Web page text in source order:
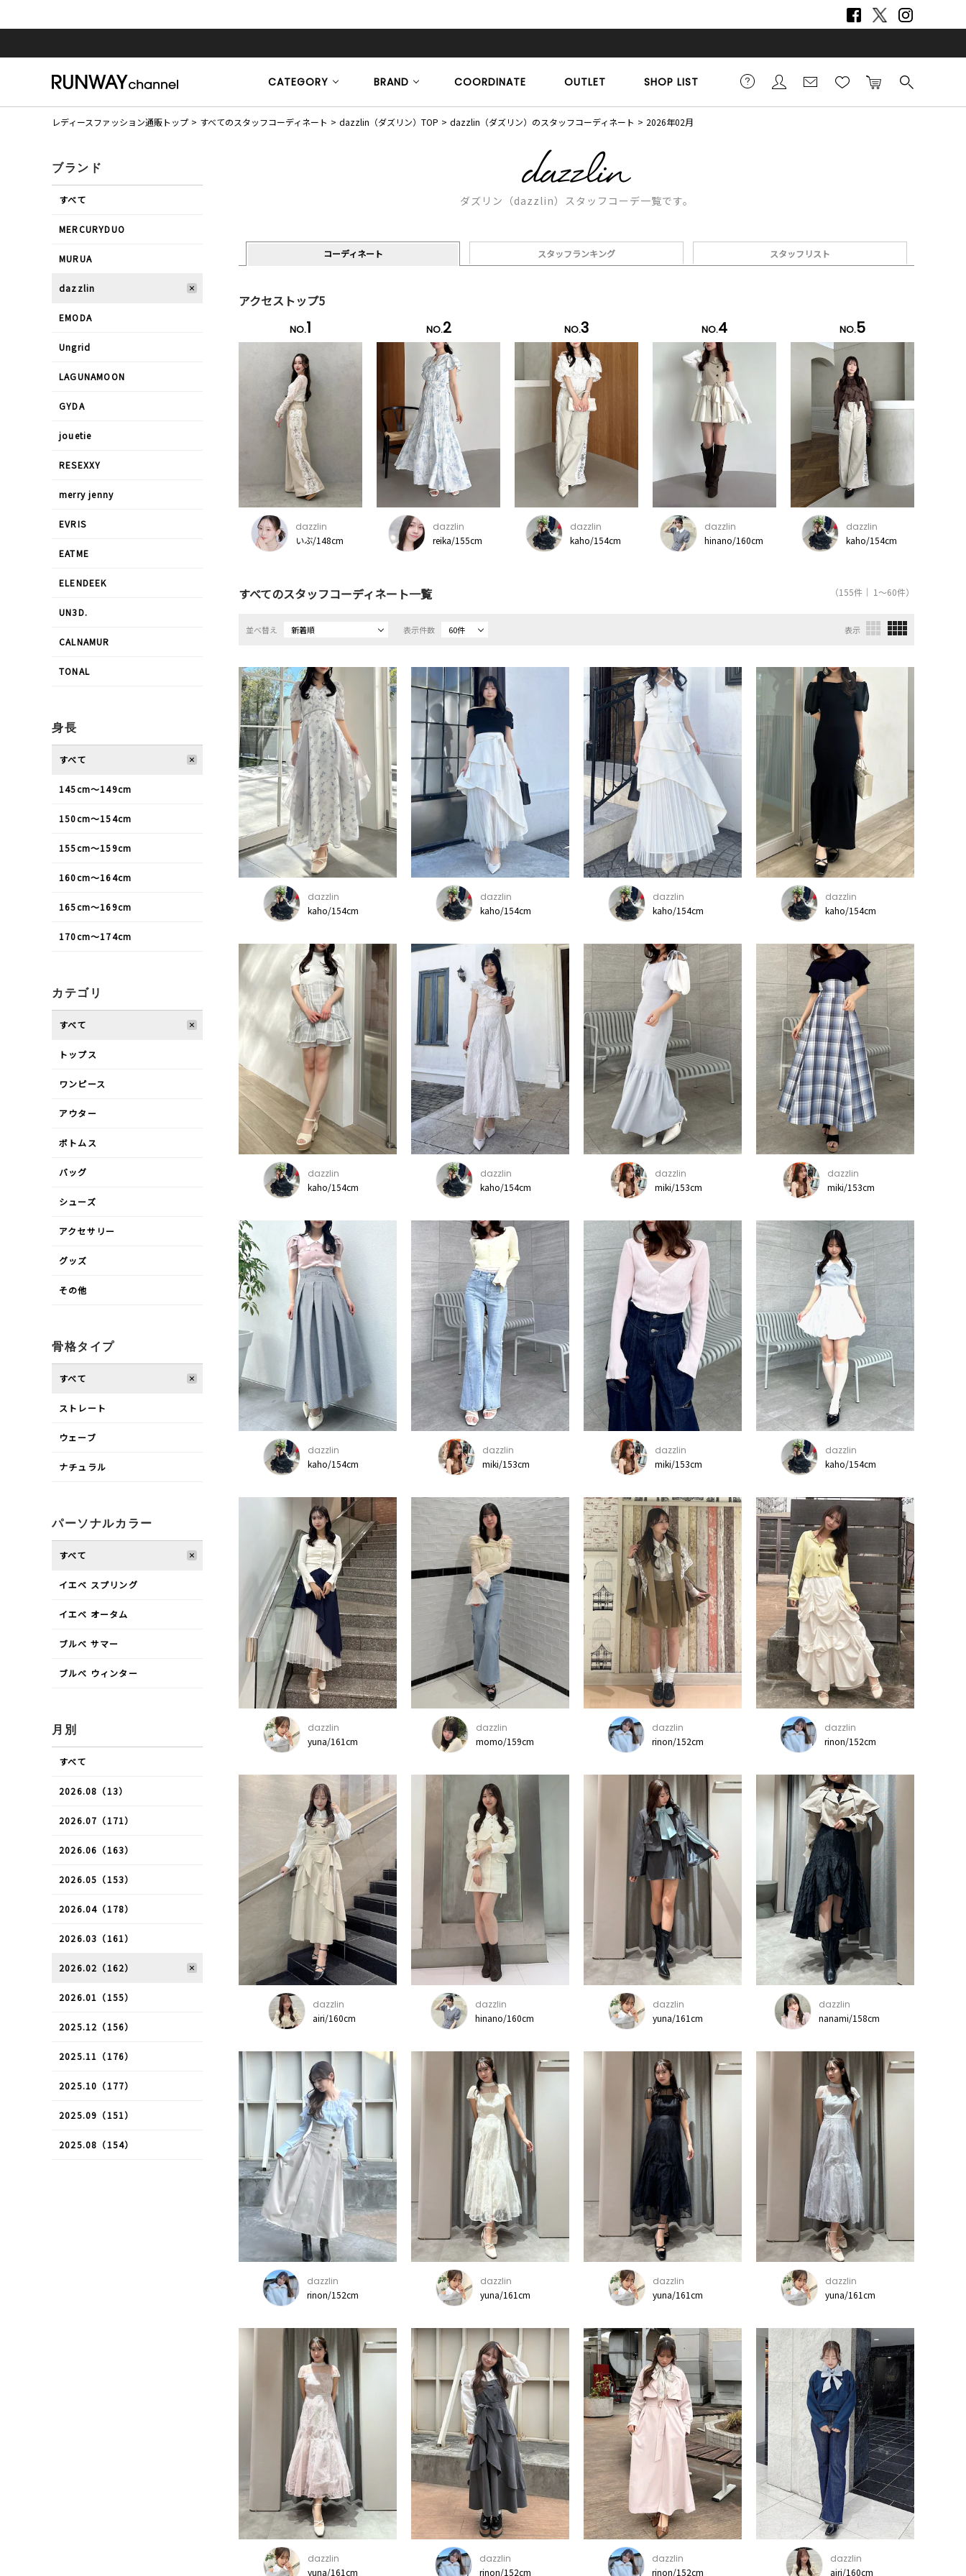
CATEGORY BRAND COORDINATE OUTLET SHOP LIST
レディースファッション通販トップ すべてのスタッフコーディネート dazzlin（ダズリン）TOP dazzlin（ダズリン）のスタッフコーディネート 2026年02月
ダズリン（dazzlin）スタッフコーデ一覧です。
コーディネート スタッフランキング スタッフリスト
アクセストップ5
NO.1
dazzlin
いぶ/148cm
NO.2
dazzlin
reika/155cm
NO.3
dazzlin
kaho/154cm
NO.4
dazzlin
hinano/160cm
NO.5
dazzlin
kaho/154cm
すべてのスタッフコーディネート一覧 （155件｜ 1～60件）
並べ替え 新着順 表示件数 60件 表示
dazzlin
kaho/154cm
dazzlin
kaho/154cm
dazzlin
kaho/154cm
dazzlin
kaho/154cm
dazzlin
kaho/154cm
dazzlin
kaho/154cm
dazzlin
miki/153cm
dazzlin
miki/153cm
dazzlin
kaho/154cm
dazzlin
miki/153cm
dazzlin
miki/153cm
dazzlin
kaho/154cm
dazzlin
yuna/161cm
dazzlin
momo/159cm
dazzlin
rinon/152cm
dazzlin
rinon/152cm
dazzlin
airi/160cm
dazzlin
hinano/160cm
dazzlin
yuna/161cm
dazzlin
nanami/158cm
dazzlin
rinon/152cm
dazzlin
yuna/161cm
dazzlin
yuna/161cm
dazzlin
yuna/161cm
dazzlin
yuna/161cm
dazzlin
rinon/152cm
dazzlin
rinon/152cm
dazzlin
airi/160cm
ブランド
すべて
MERCURYDUO
MURUA
dazzlin
EMODA
Ungrid
LAGUNAMOON
GYDA
jouetie
RESEXXY
merry jenny
EVRIS
EATME
ELENDEEK
UN3D.
CALNAMUR
TONAL
身長
すべて
145cm〜149cm
150cm〜154cm
155cm〜159cm
160cm〜164cm
165cm〜169cm
170cm〜174cm
カテゴリ
すべて
トップス
ワンピース
アウター
ボトムス
バッグ
シューズ
アクセサリー
グッズ
その他
骨格タイプ
すべて
ストレート
ウェーブ
ナチュラル
パーソナルカラー
すべて
イエベ スプリング
イエベ オータム
ブルべ サマー
ブルべ ウィンター
月別
すべて
2026.08（13）
2026.07（171）
2026.06（163）
2026.05（153）
2026.04（178）
2026.03（161）
2026.02（162）
2026.01（155）
2025.12（156）
2025.11（176）
2025.10（177）
2025.09（151）
2025.08（154）